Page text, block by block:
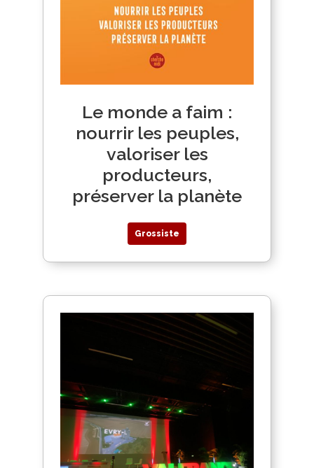
Le monde a faim :
nourrir les peuples,
valoriser les
producteurs,
préserver la planète
Grossiste